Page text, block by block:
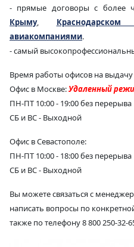
- прямые договоры с более
Крыму, Краснодарском
авиакомпаниями.
- самый
Время работы офисов на
Офис в Москве:Удаленный
ПН-ПТ 10:00 - 19:00 без перерыва
СБ и ВС - Выходной
Офис в Севастополе:
ПН-ПТ 10:00 - 18:00 без перерыва
СБ и ВС - Выходной
Вы можете связаться с
написать вопросы по
также по телефону8800 250-32-